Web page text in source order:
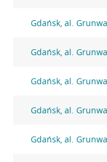
Gdańsk, al.
Gdańsk, al.
Gdańsk, al.
Gdańsk, al.
Gdańsk, al.